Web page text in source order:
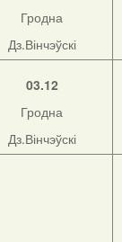
Гродна
Дз.Вінчэўскі
03.12
Гродна
Дз.Вінчэўскі